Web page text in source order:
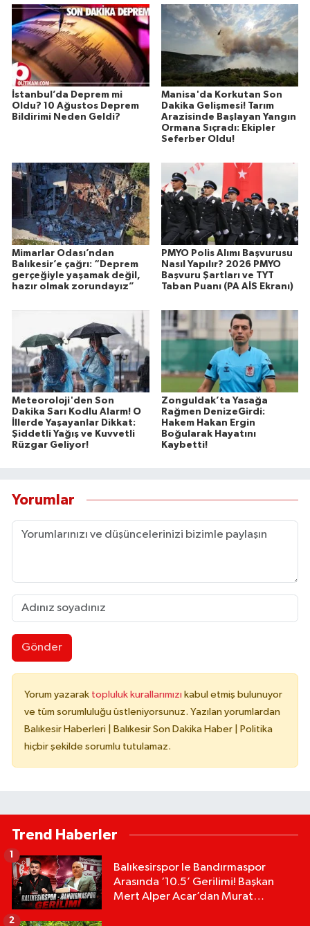
İstanbul’da Deprem mi
Oldu? 10 Ağustos Deprem
Bildirimi Neden Geldi?
Manisa'da Korkutan Son
Dakika Gelişmesi! Tarım
Arazisinde Başlayan Yangın
Ormana Sıçradı: Ekipler
Seferber Oldu!
Mimarlar Odası’ndan
Balıkesir’e çağrı: “Deprem
gerçeğiyle yaşamak değil,
hazır olmak zorundayız”
PMYO Polis Alımı Başvurusu
Nasıl Yapılır? 2026 PMYO
Başvuru Şartları ve TYT
Taban Puanı (PA AİS Ekranı)
Meteoroloji'den Son
Dakika Sarı Kodlu Alarm! O
İllerde Yaşayanlar Dikkat:
Şiddetli Yağış ve Kuvvetli
Rüzgar Geliyor!
Zonguldak’ta Yasağa
Rağmen DenizeGirdi:
Hakem Hakan Ergin
Boğularak Hayatını
Kaybetti!
Yorumlar
Gönder
Yorum yazarak topluluk kurallarımızı kabul etmiş bulunuyor
ve tüm sorumluluğu üstleniyorsunuz. Yazılan yorumlardan
Balıkesir Haberleri | Balıkesir Son Dakika Haber | Politika
hiçbir şekilde sorumlu tutulamaz.
Trend Haberler
Balıkesirspor le Bandırmaspor
Arasında ‘10.5’ Gerilimi! Başkan
Mert Alper Acar’dan Murat
1
2